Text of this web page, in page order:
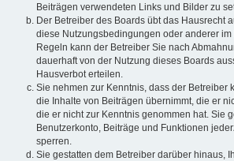
Beiträgen verwendeten Links und Bilder zu
Der Betreiber des Boards übt das Hausrecht
diese Nutzungsbedingungen oder anderer im
Regeln kann der Betreiber Sie nach
dauerhaft von der Nutzung dieses Boards
Hausverbot erteilen.
Sie nehmen zur Kenntnis, dass der Betreiber
die Inhalte von Beiträgen übernimmt, die er
die er nicht zur Kenntnis genommen hat. Sie
Benutzerkonto, Beiträge und Funktionen
sperren.
Sie gestatten dem Betreiber darüber hinaus,